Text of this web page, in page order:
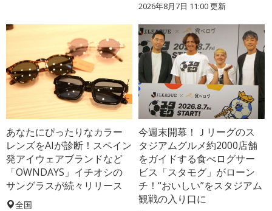
2026年8月7日 11:00更新
あなたにぴったりなカラー
レンズをAIが診断！スペイン
発アイウェアブランドなど
「OWNDAYS」イチオシの
サングラスが続々リリース
全国
今週末開幕！Ｊリーグのス
タジアムグルメ約2000店舗
をガイドする食べログサー
ビス「スタモグ」がローン
チ！“おいしい”をスタジアム
観戦の入り口に